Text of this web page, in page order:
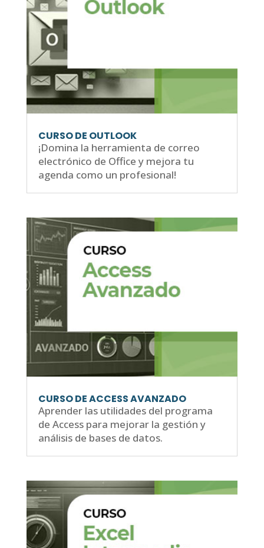
CURSO DE OUTLOOK
¡Domina la herramienta de correo
electrónico de Office y mejora tu
agenda como un profesional!
CURSO DE ACCESS AVANZADO
Aprender las utilidades del programa
de Access para mejorar la gestión y
análisis de bases de datos.